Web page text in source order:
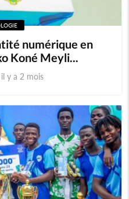
numérique en
Koné Meyli...
y a 2 mois